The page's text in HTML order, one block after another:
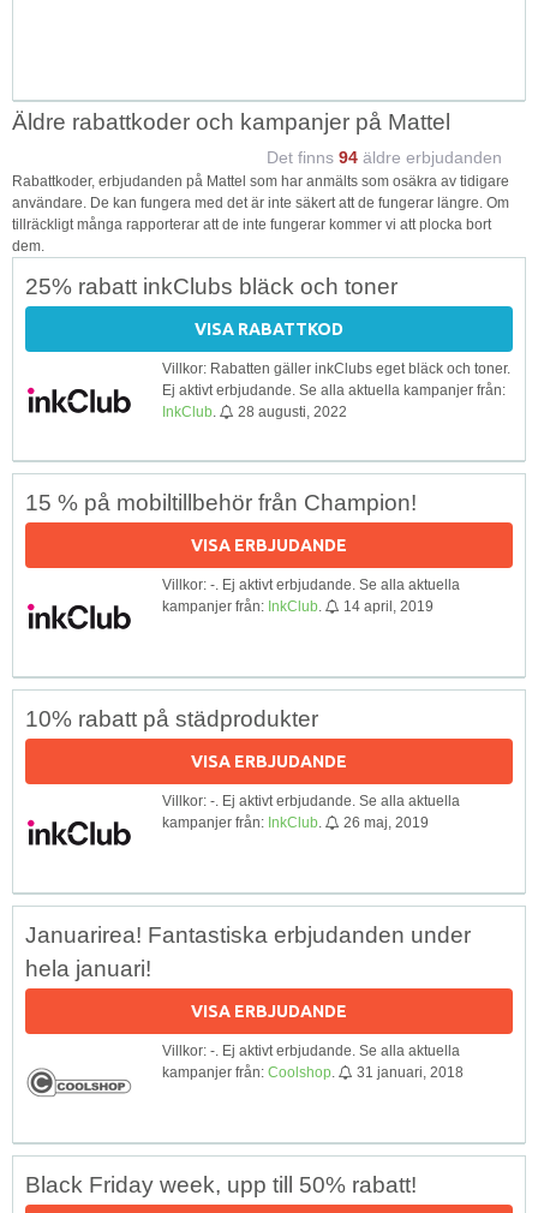
Äldre rabattkoder och kampanjer på Mattel
Det finns 94 äldre erbjudanden
Rabattkoder, erbjudanden på Mattel som har anmälts som osäkra av tidigare
användare. De kan fungera med det är inte säkert att de fungerar längre. Om
tillräckligt många rapporterar att de inte fungerar kommer vi att plocka bort
dem.
25% rabatt inkClubs bläck och toner
VISA RABATTKOD
Villkor: Rabatten gäller inkClubs eget bläck och toner.
Ej aktivt erbjudande. Se alla aktuella kampanjer från:
InkClub
28 augusti, 2022
15 % på mobiltillbehör från Champion!
VISA ERBJUDANDE
Villkor: -. Ej aktivt erbjudande. Se alla aktuella
kampanjer från: InkClub 14 april, 2019
10% rabatt på städprodukter
VISA ERBJUDANDE
Villkor: -. Ej aktivt erbjudande. Se alla aktuella
kampanjer från: InkClub 26 maj, 2019
Januarirea! Fantastiska erbjudanden under
hela januari!
VISA ERBJUDANDE
Villkor: -. Ej aktivt erbjudande. Se alla aktuella
kampanjer från: Coolshop 31 januari, 2018
Black Friday week, upp till 50% rabatt!